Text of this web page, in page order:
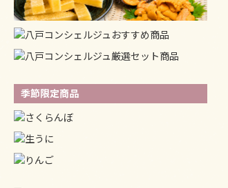
季節限定商品